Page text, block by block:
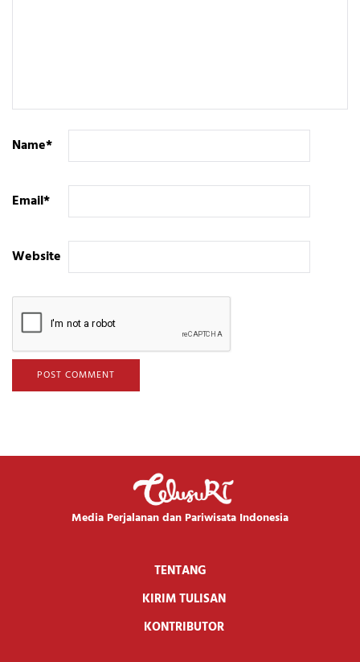
Name*
Email*
Website
Media Perjalanan dan Pariwisata Indonesia
TENTANG
KIRIM TULISAN
KONTRIBUTOR